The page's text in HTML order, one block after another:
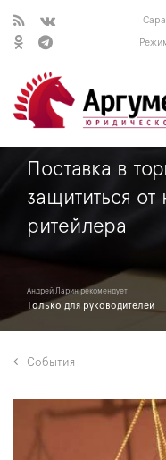
Поставка в
защититься
ритейлера
Андрей Ларин рекомендует:
Только для руководителей
События